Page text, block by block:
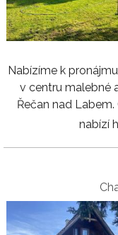
Nabízíme k
v centru malebné
Řečan nad
nabízí